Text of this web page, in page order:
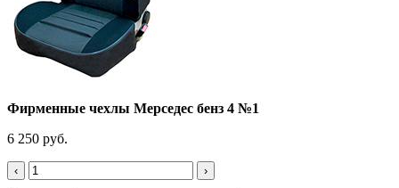
Фирменные чехлы Мерседес бенз 4 №1
6 250 руб.
‹ ›